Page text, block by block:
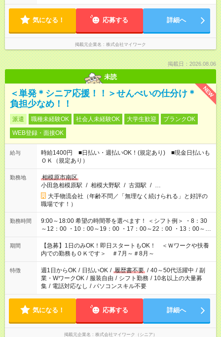
気になる！ 応募する 詳細へ
掲載元企業名 株式会社マイワーク
掲載日：2026.08.06
未読
NEW
＜単発＊シニア応援！！＞せんべいの仕分け＊
負担少なめ！！
派遣 職種未経験OK 社会人未経験OK 大学生歓迎
ブランクOK
WEB登録・面接OK
給与
時給1400円 ■日払い・週払いOK！(規定あり) ■現金日払いも
ＯＫ（規定あり）
勤務地
相模原市南区
小田急相模原駅 / 相模大野駅 / 古淵駅 / …
大手物流会社（年齢不問／「無理なく続けられる」と好評の
職場です！）
勤務時間
9:00～18:00 希望の時間帯を選べます！ ＜シフト例＞ ・8：30
～12：00 ・10：00～19：00 ・17：00～22：00 ・13：00～
22：00 ・22：00～翌6：00 など
期間
【急募】1日のみOK！即日スタートもOK！ ＜Ｗワークや扶養
内での勤務もＯＫです＞ ＃7月～＃8月～
特徴 週1日からOK / 日払いOK / 履歴書不要 / 40～50代活躍中 / 副
業・WワークOK / 服装自由 / シフト勤務 / 10名以上の大量募
集 / 電話対応なし / パソコンスキル不要
気になる！ 応募する 詳細へ
掲載元企業名 株式会社マイワーク（シニア）